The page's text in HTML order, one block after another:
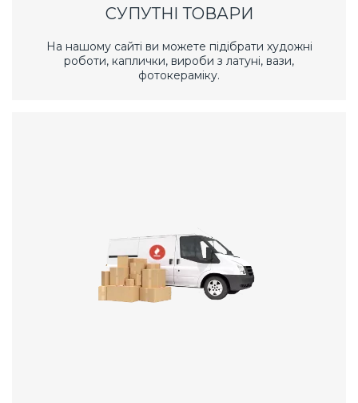
СУПУТНІ ТОВАРИ
На нашому сайті ви можете підібрати художні
роботи, каплички, вироби з латуні, вази,
фотокераміку.